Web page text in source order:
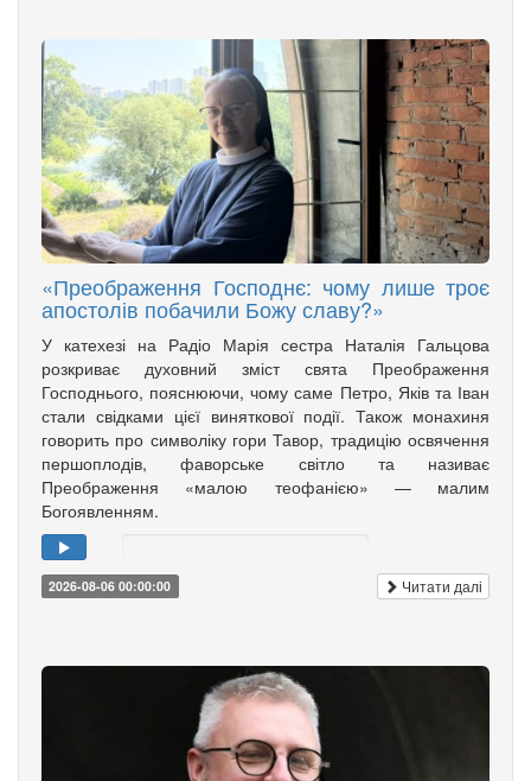
«Преображення Господнє: чому лише троє
апостолів побачили Божу славу?»
У катехезі на Радіо Марія сестра Наталія Гальцова
розкриває духовний зміст свята Преображення
Господнього, пояснюючи, чому саме Петро, Яків та Іван
стали свідками цієї виняткової події. Також монахиня
говорить про символіку гори Тавор, традицію освячення
першоплодів, фаворське світло та називає
Преображення «малою теофанією» — малим
Богоявленням.
2026-08-06 00:00:00 Читати далі